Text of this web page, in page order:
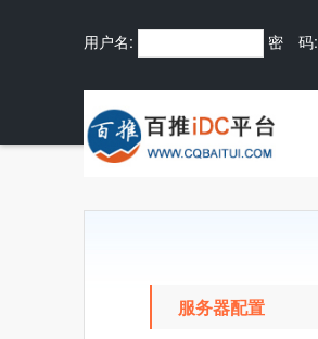
用户名: 密 码:
服务器配置